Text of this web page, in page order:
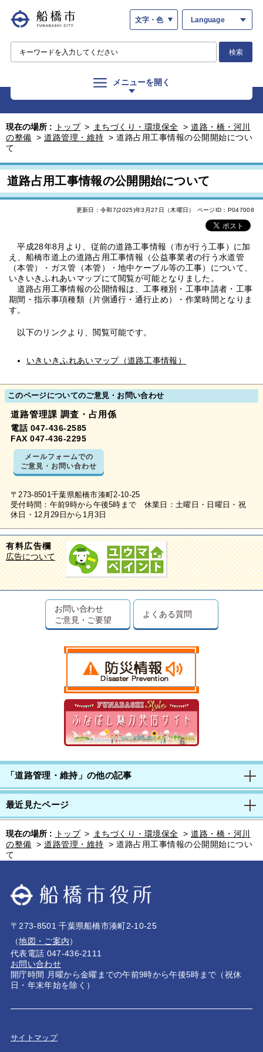
文字・色 Language
検索
メニューを開く
現在の場所 : トップ > まちづくり・環境保全 > 道路・橋・河川
の整備 > 道路管理・維持 > 道路占用工事情報の公開開始につい
て
道路占用工事情報の公開開始について
更新日：令和7(2025)年3月27日（木曜日） ページID：P047008
平成28年8月より、従前の道路工事情報（市が行う工事）に加
え、船橋市道上の道路占用工事情報（公益事業者の行う水道管
（本管）・ガス管（本管）・地中ケーブル等の工事）について、
いきいきふれあいマップにて閲覧が可能となりました。
道路占用工事情報の公開情報は、工事種別・工事申請者・工事
期間・指示事項種類（片側通行・通行止め）・作業時間となりま
す。
以下のリンクより、閲覧可能です。
いきいきふれあいマップ（道路工事情報）
このページについてのご意見・お問い合わせ
道路管理課 調査・占用係
電話 047-436-2585
FAX 047-436-2295
メールフォームでの
ご意見・お問い合わせ
〒273-8501千葉県船橋市湊町2-10-25
受付時間：午前9時から午後5時まで 休業日：土曜日・日曜日・祝
休日・12月29日から1月3日
有料広告欄
広告について
お問い合わせ
ご意見・ご要望
よくある質問
「道路管理・維持」の他の記事
最近見たページ
現在の場所 : トップ > まちづくり・環境保全 > 道路・橋・河川
の整備 > 道路管理・維持 > 道路占用工事情報の公開開始につい
て
〒273-8501 千葉県船橋市湊町2-10-25
（地図・ご案内）
代表電話 047-436-2111
お問い合わせ
開庁時間 月曜から金曜までの午前9時から午後5時まで（祝休
日・年末年始を除く）
サイトマップ